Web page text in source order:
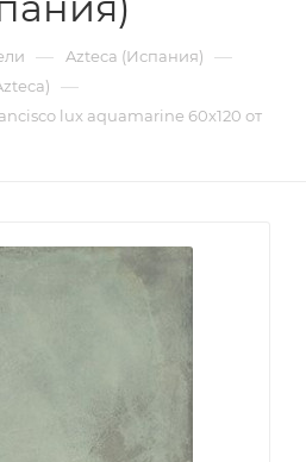
— Azteca (Испания) —
—
lux aquamarine 60x120 от